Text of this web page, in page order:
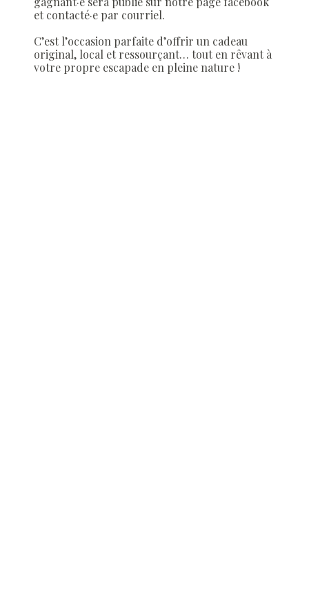
et contacté·e par courriel.
C’est l’occasion parfaite d’offrir un cadeau
original, local et ressourçant… tout en rêvant à
votre propre escapade en pleine nature !